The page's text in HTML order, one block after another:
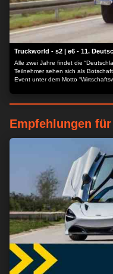
Truckworld - s2 | e6 - 11.
Alle zwei Jahre findet die
Teilnehmer sehen sich als
Event unter dem Motto
Empfehlungen